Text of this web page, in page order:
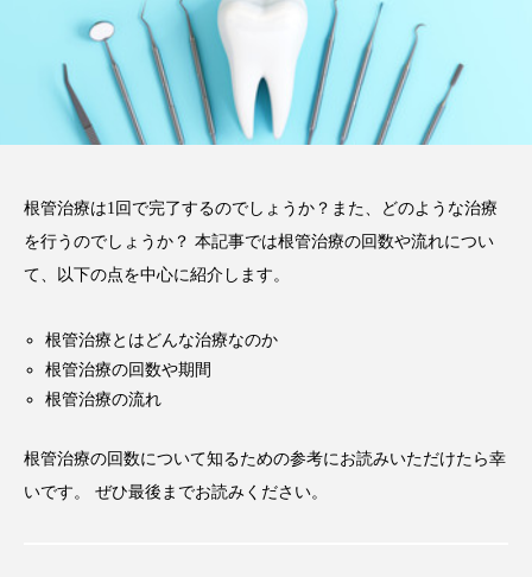
2026.02.03
注目のトピック
根管治療は1回で完了するのでしょうか？また、どのような治療
を行うのでしょうか？ 本記事では根管治療の回数や流れについ
て、以下の点を中心に紹介します。
根管治療とはどんな治療なのか
根管治療の回数や期間
根管治療の流れ
根管治療の回数について知るための参考にお読みいただけたら幸
いです。 ぜひ最後までお読みください。